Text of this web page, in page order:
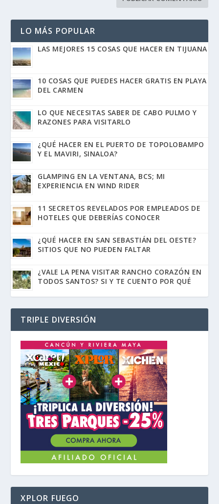
LO MÁS POPULAR
LAS MEJORES 15 COSAS QUE HACER EN TIJUANA
10 COSAS QUE PUEDES HACER GRATIS EN PLAYA
DEL CARMEN
LO QUE NECESITAS SABER DE CABO PULMO Y
RAZONES PARA VISITARLO
¿QUÉ HACER EN EL PUERTO DE TOPOLOBAMPO
Y EL MAVIRI, SINALOA?
GLAMPING EN LA VENTANA, BCS; MI
EXPERIENCIA EN WIND RIDER
11 SECRETOS REVELADOS POR EMPLEADOS DE
HOTELES QUE DEBERÍAS CONOCER
¿QUÉ HACER EN SAN SEBASTIÁN DEL OESTE?
SITIOS QUE NO PUEDEN FALTAR
¿VALE LA PENA VISITAR RANCHO CORAZÓN EN
TODOS SANTOS? SI Y TE CUENTO POR QUÉ
TRIPLE DIVERSIÓN
XPLOR FUEGO